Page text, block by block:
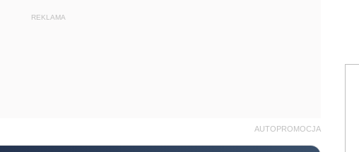
REKLAMA
AUTOPROMOCJA